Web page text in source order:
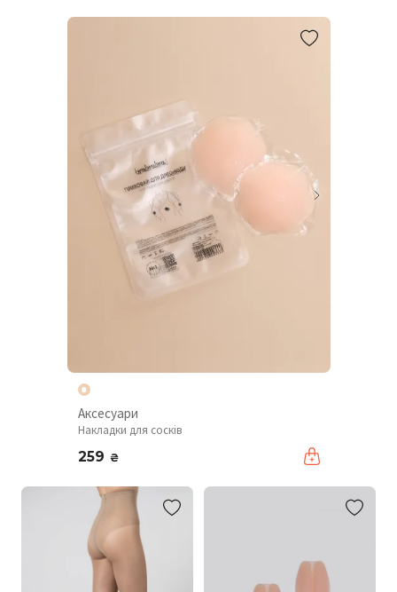
Аксесуари
Накладки для сосків
259 ₴